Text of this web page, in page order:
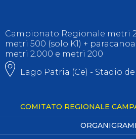
Campionato Regionale metri
metri 500 (solo K1) +
metri 2.000 e metri 200
Lago Patria (Ce) - Stadio
COMITATO REGIONALE